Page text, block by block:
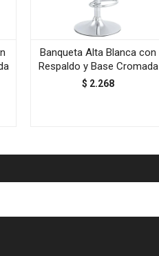
Banqueta Alta Blanca con
Respaldo y Base Cromada
$ 2.268